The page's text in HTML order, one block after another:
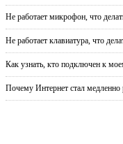
Не работает микрофон, что
Не работает клавиатура, что
Как узнать, кто подключен к
Почему Интернет стал медленно